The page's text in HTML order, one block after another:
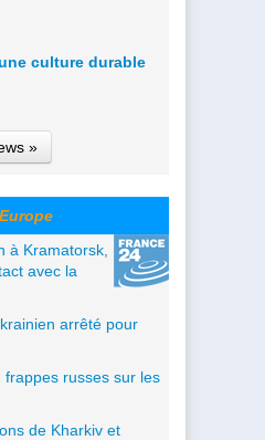
culture durable
»
à Kramatorsk,
avec la
arrêté pour
russes sur les
de Kharkiv et